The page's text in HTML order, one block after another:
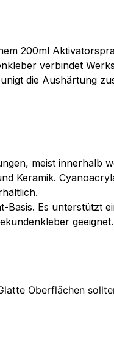
200ml
verbindet
die Aushärtung
meist innerhalb
Keramik.
Es unterstützt
geeignet.
Oberflächen